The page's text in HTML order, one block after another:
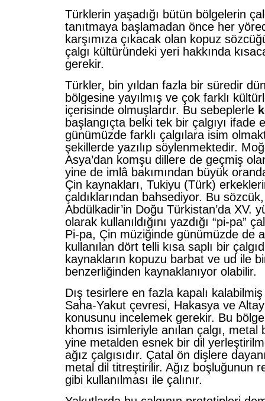
Türklerin yaşadığı bütün bölgelerin
tanıtmaya başlamadan önce her
karşımıza çıkacak olan kopuz
çalgı kültüründeki yeri hakkında
gerekir.
Türkler, bin yıldan fazla bir süredir
bölgesine yayılmış ve çok farklı
içerisinde olmuşlardır. Bu sebeplerle
başlangıçta belki tek bir çalgıyı ifade
günümüzde farklı çalgılara isim
şekillerde yazılıp söylenmektedir.
Asya’dan komşu dillere de geçmiş
yine de imlâ bakımından büyük
Çin kaynakları, Tukiyu (Türk)
çaldıklarından bahsediyor. Bu
Abdülkadir’in Doğu Türkistan’da XV.
olarak kullanıldığını yazdığı “pi-pa”
Pi-pa, Çin müziğinde günümüzde de
kullanılan dört telli kısa saplı bir
kaynakların kopuzu barbat ve ud ile
benzerliğinden kaynaklanıyor olabilir.
Dış tesirlere en fazla kapalı
Saha-Yakut çevresi, Hakasya ve
konusunu incelemek gerekir. Bu
khomıs isimleriyle anılan çalgı, metal
yine metalden esnek bir dil
ağız çalgısıdır. Çatal ön dişlere
metal dil titreştirilir. Ağız boşluğunun
gibi kullanılması ile çalınır.